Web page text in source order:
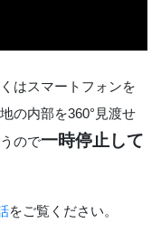
はスマートフォンを
の内部を360°見渡せ
ので一時停止して
をご覧ください。